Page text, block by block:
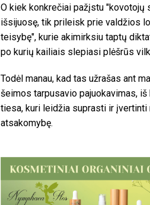
O kiek konkrečiai pažįstu "kovotojų
išsijuosę, tik prileisk prie valdžios
teisybę", kurie akimirksiu taptų
po kurių kailiais slepiasi plėšrūs
Todėl manau, kad tas užrašas ant
šeimos tarpusavio pajuokavimas,
tiesa, kuri leidžia suprasti ir
atsakomybę.